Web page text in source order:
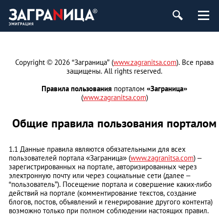
Copyright © 2026 “Заграница” (www.zagranitsa.com). Все права
защищены. All rights reserved.
Правила пользования порталом «Заграница»
(www.zagranitsa.com)
Общие правила пользования порталом
1.1 Данные правила являются обязательными для всех
пользователей портала «Заграница» (www.zagranitsa.com) –
зарегистрированных на портале, авторизированных через
электронную почту или через социальные сети (далее –
“пользователь”). Посещение портала и совершение каких-либо
действий на портале (комментирование текстов, создание
блогов, постов, объявлений и генерирование другого контента)
возможно только при полном соблюдении настоящих правил.